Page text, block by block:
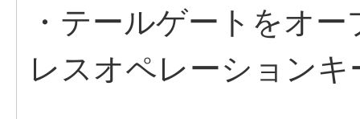
・テールゲートをオ
レスオペレーション